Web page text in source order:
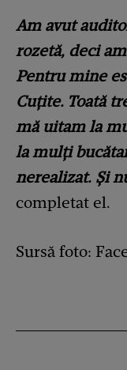
Am avut
rozetă, deci
Pentru mine
Cuțite. Toată
mă uitam la
la mulți
nerealizat. Și
completat el.
Sursă foto: